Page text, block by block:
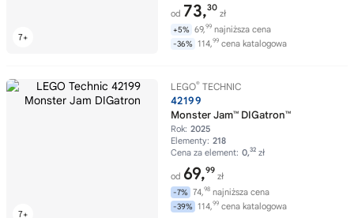
od 73,30
zł
+5% 69,99 najniższa cena
-36% 114,99 cena katalogowa
LEGO® TECHNIC
42199
Monster Jam™ DIGatron™
Rok: 2025
Elementy: 218
Cena za element: 0,32 zł
od 69,99
zł
-7% 74,98 najniższa cena
-39% 114,99 cena katalogowa